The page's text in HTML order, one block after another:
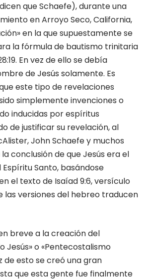
que Schaefe), durante una
en Arroyo Seco, California,
en la que supuestamente se
la fórmula de bautismo trinitaria
En vez de ello se debía
de Jesús solamente. Es
este tipo de revelaciones
simplemente invenciones o
inducidas por espíritus
de justificar su revelación, al
John Schaefe y muchos
conclusión de que Jesús era el
Espíritu Santo, basándose
el texto de Isaíad 9:6, versículo
las versiones del hebreo traducen
breve a la creación del
Jesús» o «Pentecostalismo
de esto se creó una gran
que esta gente fue finalmente